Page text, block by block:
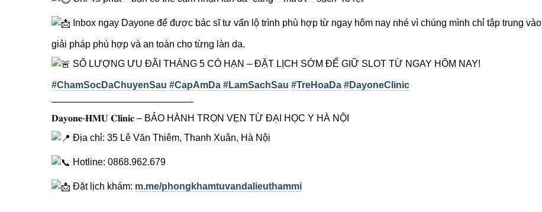
Inbox ngay Dayone để được bác sĩ tư vấn lộ trình phù hợp từ ngay hôm nay nhé vì chúng mình chỉ tập trung vào
giải pháp phù hợp và an toàn cho từng làn da.
SỐ LƯỢNG ƯU ĐÃI THÁNG 5 CÓ HẠN – ĐẶT LỊCH SỚM ĐỂ GIỮ SLOT TỪ NGAY HÔM NAY!
#ChamSocDaChuyenSau #CapAmDa #LamSachSau #TreHoaDa #DayoneClinic
———————————————
𝐃𝐚𝐲𝐨𝐧𝐞-𝐇𝐌𝐔 𝐂𝐥𝐢𝐧𝐢𝐜 – BẢO HÀNH TRỌN VẸN TỪ ĐẠI HỌC Y HÀ NỘI
Địa chỉ: 35 Lê Văn Thiêm, Thanh Xuân, Hà Nội
Hotline: 0868.962.679
Đặt lịch khám: m.me/phongkhamtuvandalieuthammi